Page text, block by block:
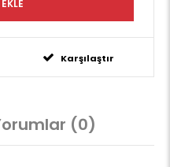
Karşılaştır
(0)